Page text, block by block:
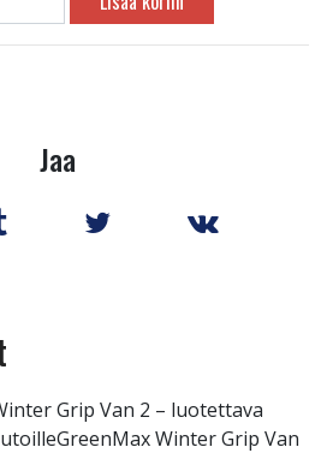
Jaa
Grip Van 2 – luotettava
Winter Grip Van